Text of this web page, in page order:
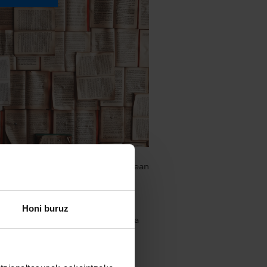
Honi buruz
literatura-sorkuntza nazioartean
eta laginak beste hizkuntzetara